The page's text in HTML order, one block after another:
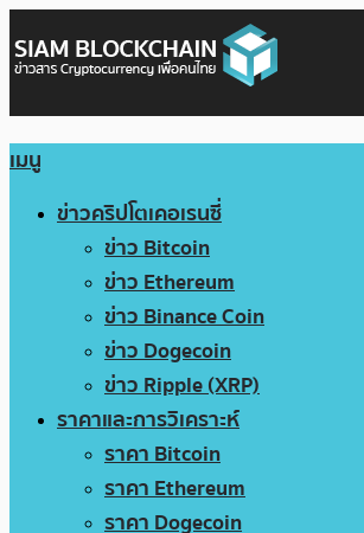
เมนู
ข่าวคริปโตเคอเรนซี่
ข่าว Bitcoin
ข่าว Ethereum
ข่าว Binance Coin
ข่าว Dogecoin
ข่าว Ripple (XRP)
ราคาและการวิเคราะห์
ราคา Bitcoin
ราคา Ethereum
ราคา Dogecoin